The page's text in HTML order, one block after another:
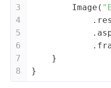
3
4
5
6
7
8
Image (
    }
}